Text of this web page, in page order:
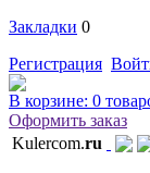
Закладки 0
Регистрация
В корзине: 0
Оформить заказ
Kulercom.ru